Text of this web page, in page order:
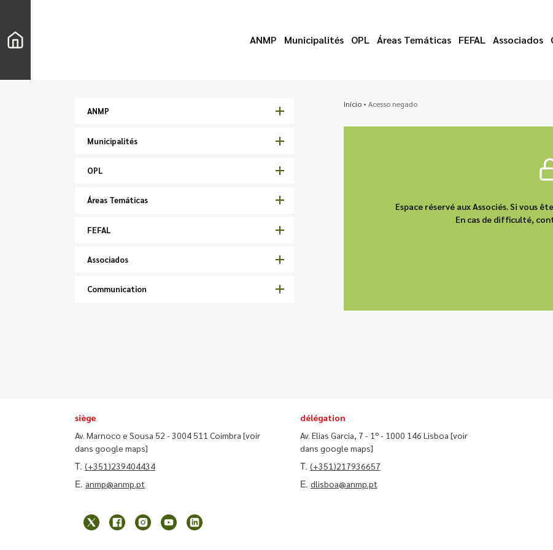
ANMP Municipalités OPL Áreas Temáticas FEFAL Associados
ANMP
Municipalités
OPL
Áreas Temáticas
FEFAL
Associados
Communication
Início• Acesso negado
Espace réservé aux Associés. Si vous
En cas de difficulté,
siège
Av. Marnoco e Sousa 52 - 3004 511 Coimbra [voir
dans google maps]
T. (+351)239404434
E. anmp@anmp.pt
délégation
Av. Elias Garcia, 7 - 1º - 1000 146 Lisboa [voir
dans google maps]
T. (+351)217936657
E. dlisboa@anmp.pt